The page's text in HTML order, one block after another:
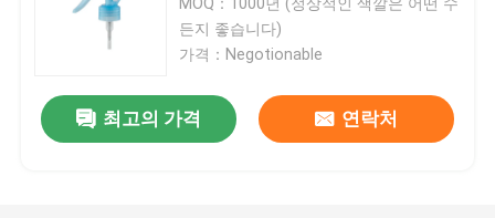
동영상
MOQ：1000년 (정상적인 색깔은 어떤 수
든지 좋습니다)
가격：Negotionable
최고의 가격 연락처
비 플라스틱 PP 손 방아쇠 스프레이어 산성 저항하는 방아쇠 스프레이어 유출